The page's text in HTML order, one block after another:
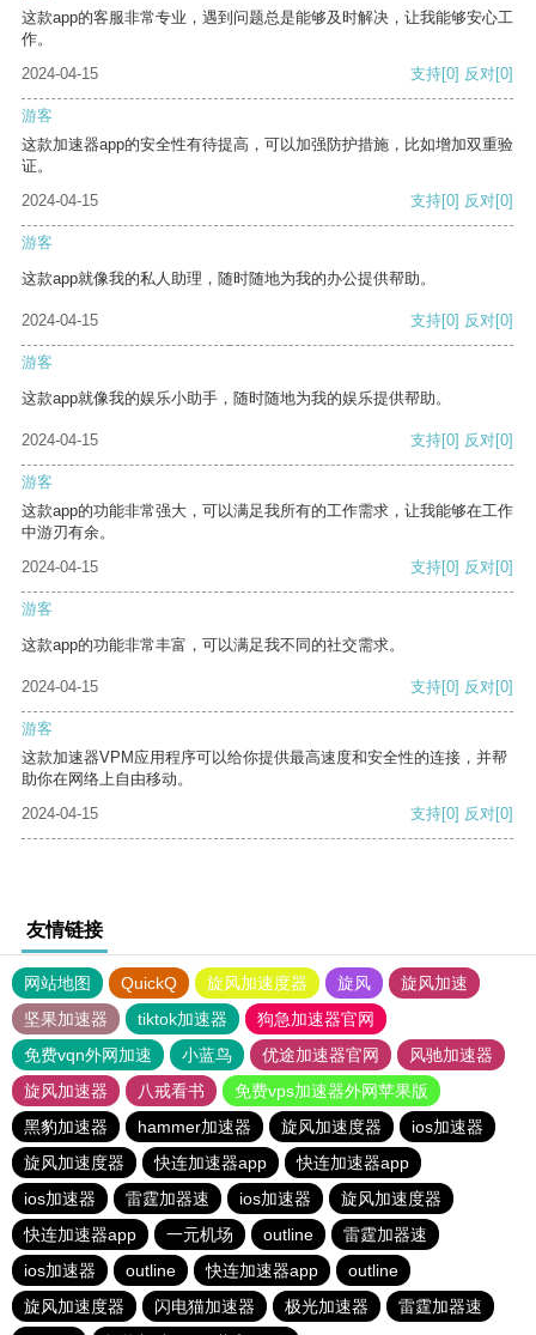
这款app的客服非常专业，遇到问题总是能够及时解决，让我能够安心工
作。
2024-04-15
支持[0] 反对[0]
游客
这款加速器app的安全性有待提高，可以加强防护措施，比如增加双重验
证。
2024-04-15
支持[0] 反对[0]
游客
这款app就像我的私人助理，随时随地为我的办公提供帮助。
2024-04-15 支持[0] 反对[0]
游客
这款app就像我的娱乐小助手，随时随地为我的娱乐提供帮助。
2024-04-15 支持[0] 反对[0]
游客
这款app的功能非常强大，可以满足我所有的工作需求，让我能够在工作
中游刃有余。
2024-04-15
支持[0] 反对[0]
游客
这款app的功能非常丰富，可以满足我不同的社交需求。
2024-04-15 支持[0] 反对[0]
游客
这款加速器VPM应用程序可以给你提供最高速度和安全性的连接，并帮
助你在网络上自由移动。
2024-04-15
支持[0] 反对[0]
友情链接
网站地图 QuickQ 旋风加速度器 旋风
旋风加速
坚果加速器
tiktok加速器
狗急加速器官网
免费vqn外网加速
小蓝鸟 优途加速器官网
风驰加速器
旋风加速器
八戒看书
免费vps加速器外网苹果版
黑豹加速器
hammer加速器 旋风加速度器
ios加速器
旋风加速度器
快连加速器app
快连加速器app
ios加速器
雷霆加器速 ios加速器
旋风加速度器
快连加速器app
一元机场 outline
雷霆加器速
ios加速器
outline 快连加速器app
outline
旋风加速度器
闪电猫加速器 极光加速器
雷霆加器速